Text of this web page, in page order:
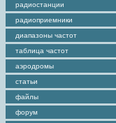
радиостанции
радиоприемники
диапазоны частот
таблица частот
аэродромы
статьи
файлы
форум